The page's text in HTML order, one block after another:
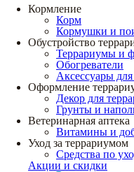
Кормление
Корм
Кормушки и
Обустройство
Террариумы и
Обогреватели
Аксессуары для
Оформление
Декор для
Грунты и
Ветеринарная аптека
Витамины и
Уход за террариумом
Средства по
Акции и скидки